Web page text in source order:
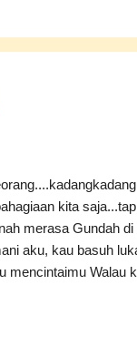
orang
dari itu... Aku tahu
yang aku...
kita
merasa Gundah
aku, kau basuh
mencintaimu Walau